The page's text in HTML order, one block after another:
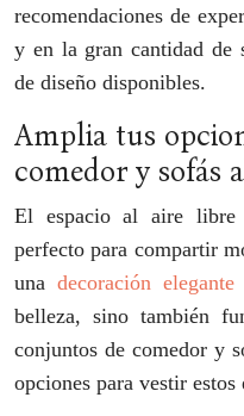
recomendaciones de
y en la gran cantidad de
de diseño disponibles.
Amplia tus
comedor y sofás
El espacio al aire libre
perfecto para compartir
una decoración
belleza, sino también
conjuntos de comedor y
opciones para vestir estos